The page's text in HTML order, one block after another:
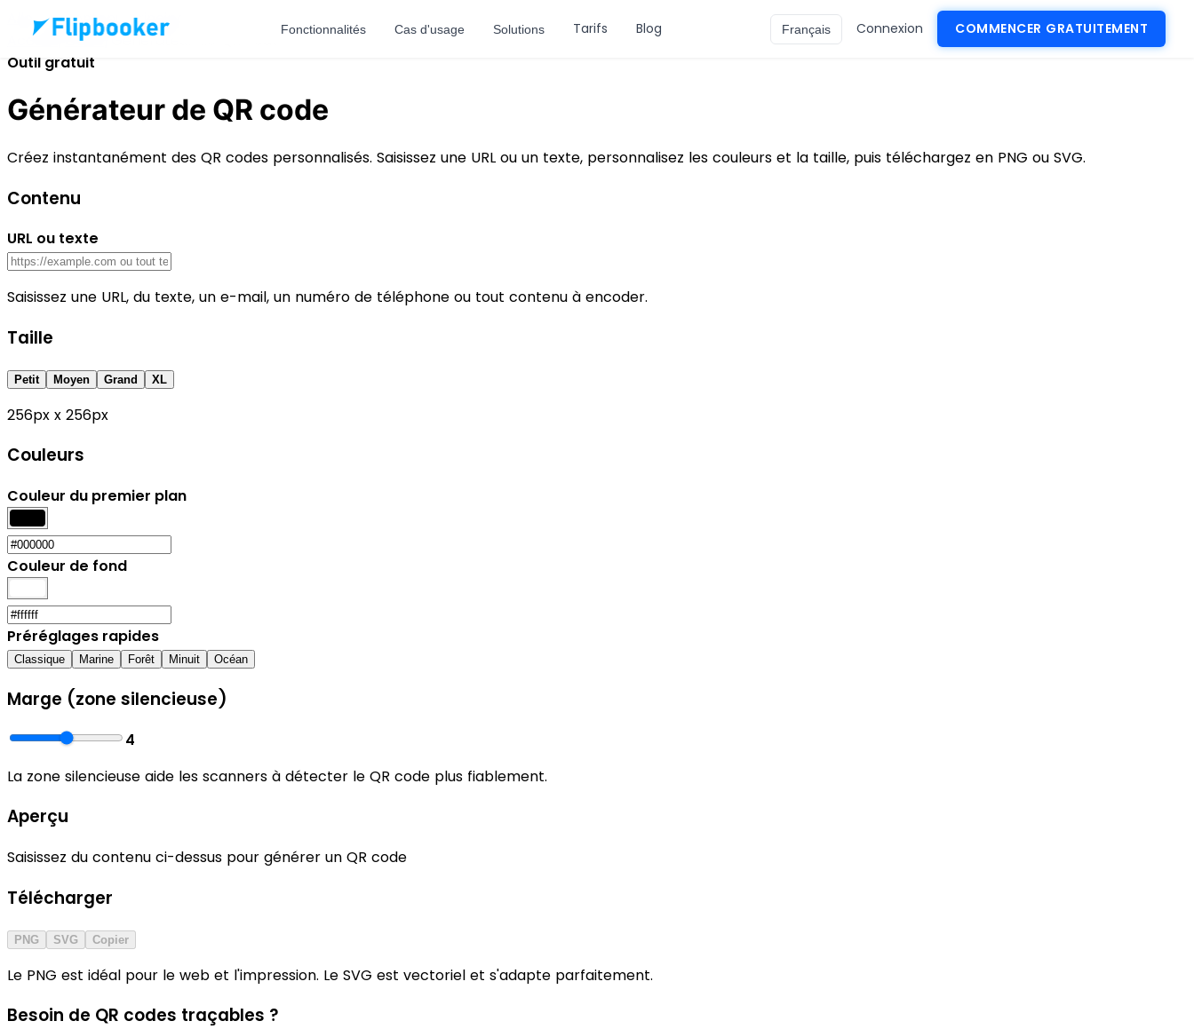
Aller au contenu principal
Fonctionnalités Cas d'usage Solutions Tarifs Blog Français Connexion COMMENCER GRATUITEMENT
Accueil Outils/Générateur de QR code
Outil gratuit
Générateur de QR code
Créez instantanément des QR codes personnalisés. Saisissez une URL ou un texte, personnalisez les couleurs et la taille, puis téléchargez en PNG ou SVG.
Contenu
URL ou texte
Saisissez une URL, du texte, un e-mail, un numéro de téléphone ou tout contenu à encoder.
Taille
Petit Moyen Grand XL
256px x 256px
Couleurs
Couleur du premier plan
Couleur de fond
Préréglages rapides
Classique Marine Forêt Minuit Océan
Marge (zone silencieuse)
4
La zone silencieuse aide les scanners à détecter le QR code plus fiablement.
Aperçu
Saisissez du contenu ci-dessus pour générer un QR code
Télécharger
PNG SVG Copier
Le PNG est idéal pour le web et l'impression. Le SVG est vectoriel et s'adapte parfaitement.
Besoin de QR codes traçables ?